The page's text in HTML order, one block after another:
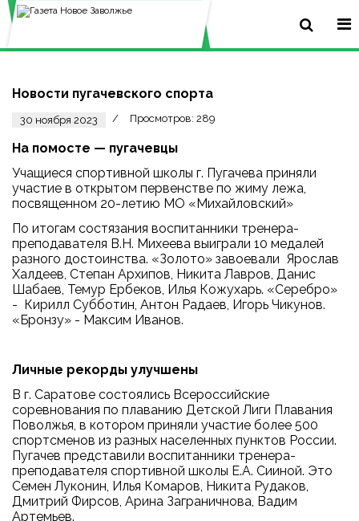
Новости пугачевского спорта
30 ноября 2023 Просмотров: 289
На помосте — пугачевцы
Учащиеся спортивной школы г. Пугачева приняли
участие в открытом первенстве по жиму лежа,
посвященном 20-летию МО «Михайловский»
По итогам состязания воспитанники тренера-
преподавателя В.Н. Михеева выиграли 10 медалей
разного достоинства. «Золото» завоевали Ярослав
Халдеев, Степан Архипов, Никита Лавров, Данис
Шабаев, Темур Ербеков, Илья Кожухарь. «Серебро»
- Кирилл Субботин, Антон Радаев, Игорь Чикунов.
«Бронзу» - Максим Иванов.
Личные рекорды улучшены
В г. Саратове состоялись Всероссийские
соревнования по плаванию Детской Лиги Плавания
Поволжья, в котором приняли участие более 500
спортсменов из разных населенных пунктов России.
Пугачев представили воспитанники тренера-
преподавателя спортивной школы Е.А. Сииной. Это
Семен Луконин, Илья Комаров, Никита Рудаков,
Дмитрий Фирсов, Арина Заграничнова, Вадим
Артемьев.